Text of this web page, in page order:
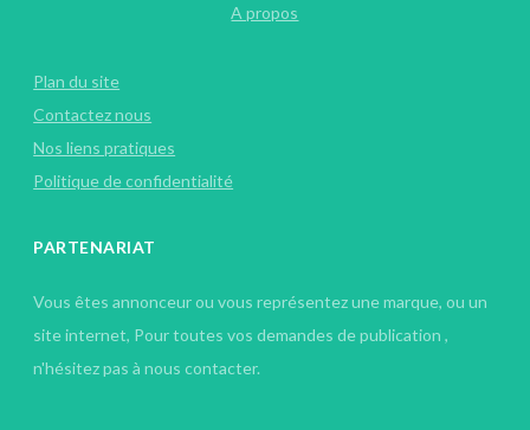
A propos
Plan du site
Contactez nous
Nos liens pratiques
Politique de confidentialité
PARTENARIAT
Vous êtes annonceur ou vous représentez une marque, ou un
site internet, Pour toutes vos demandes de publication ,
n'hésitez pas à nous contacter.